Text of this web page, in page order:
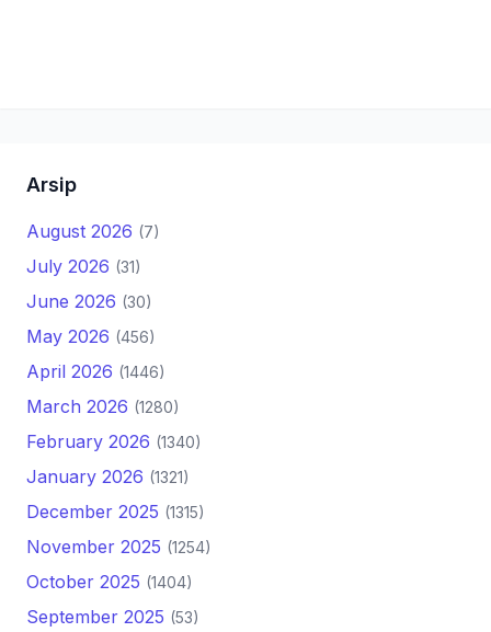
Arsip
August 2026 (7)
July 2026 (31)
June 2026 (30)
May 2026 (456)
April 2026 (1446)
March 2026 (1280)
February 2026 (1340)
January 2026 (1321)
December 2025 (1315)
November 2025 (1254)
October 2025 (1404)
September 2025 (53)